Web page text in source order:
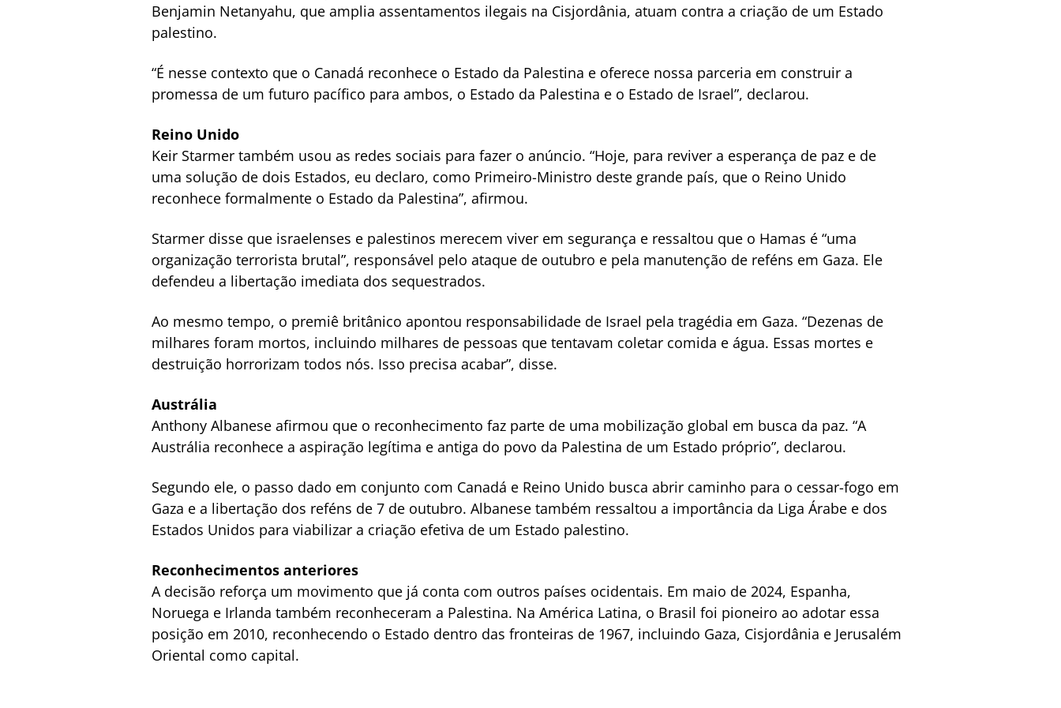
Benjamin Netanyahu, que amplia assentamentos ilegais na Cisjordânia, atuam contra a criação de um Estado
palestino.
“É nesse contexto que o Canadá reconhece o Estado da Palestina e oferece nossa parceria em construir a
promessa de um futuro pacífico para ambos, o Estado da Palestina e o Estado de Israel”, declarou.
Reino Unido
Keir Starmer também usou as redes sociais para fazer o anúncio. “Hoje, para reviver a esperança de paz e de
uma solução de dois Estados, eu declaro, como Primeiro-Ministro deste grande país, que o Reino Unido
reconhece formalmente o Estado da Palestina”, afirmou.
Starmer disse que israelenses e palestinos merecem viver em segurança e ressaltou que o Hamas é “uma
organização terrorista brutal”, responsável pelo ataque de outubro e pela manutenção de reféns em Gaza. Ele
defendeu a libertação imediata dos sequestrados.
Ao mesmo tempo, o premiê britânico apontou responsabilidade de Israel pela tragédia em Gaza. “Dezenas de
milhares foram mortos, incluindo milhares de pessoas que tentavam coletar comida e água. Essas mortes e
destruição horrorizam todos nós. Isso precisa acabar”, disse.
Austrália
Anthony Albanese afirmou que o reconhecimento faz parte de uma mobilização global em busca da paz. “A
Austrália reconhece a aspiração legítima e antiga do povo da Palestina de um Estado próprio”, declarou.
Segundo ele, o passo dado em conjunto com Canadá e Reino Unido busca abrir caminho para o cessar-fogo em
Gaza e a libertação dos reféns de 7 de outubro. Albanese também ressaltou a importância da Liga Árabe e dos
Estados Unidos para viabilizar a criação efetiva de um Estado palestino.
Reconhecimentos anteriores
A decisão reforça um movimento que já conta com outros países ocidentais. Em maio de 2024, Espanha,
Noruega e Irlanda também reconheceram a Palestina. Na América Latina, o Brasil foi pioneiro ao adotar essa
posição em 2010, reconhecendo o Estado dentro das fronteiras de 1967, incluindo Gaza, Cisjordânia e Jerusalém
Oriental como capital.